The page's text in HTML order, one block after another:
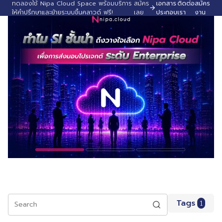
ทดลองใช้ Nipa Cloud Space พร้อมบริการ
ให้คำปรึกษาและย้ายระบบขึ้นคลาวด์ ฟรี!
สมัคร
เลย
เอกสาร
ประกอบ
ติดต่อ
เรา
สมัคร
งาน
Search Tags 1